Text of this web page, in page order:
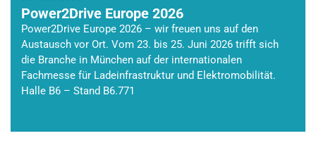
Power2Drive Europe 2026
Power2Drive Europe 2026 – wir freuen uns auf den
Austausch vor Ort. Vom 23. bis 25. Juni 2026 trifft sich
die Branche in München auf der internationalen
Fachmesse für Ladeinfrastruktur und Elektromobilität.
Halle B6 – Stand B6.771